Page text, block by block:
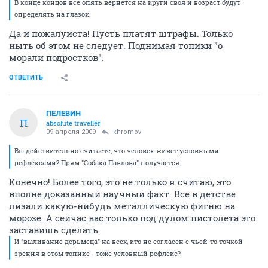
В конце концов все опять вернется на круги своя и возраст будут
определять на глазок.
Да и пожалуйста! Пусть платят штрафы. Только
ныть об этом не следует. Поднимая топики "о
морали подростков".
ОТВЕТИТЬ
П
ПЕЛЕВИН
absolute traveller
09 апреля 2009 khromov
Вы действительно считаете, что человек живет условными
рефлексами? Прям "Собака Павлова" получается.
Конечно! Более того, это не только я считаю, это
вполне доказанный научный факт. Все в детстве
лизали какую-нибудь металлическую фигню на
морозе. А сейчас вас только под дулом пистолета это
заставишь сделать.
И "выливание дерьмеца" на всех, кто не согласен с чьей-то точкой
зрения в этом топике - тоже условный рефлекс?